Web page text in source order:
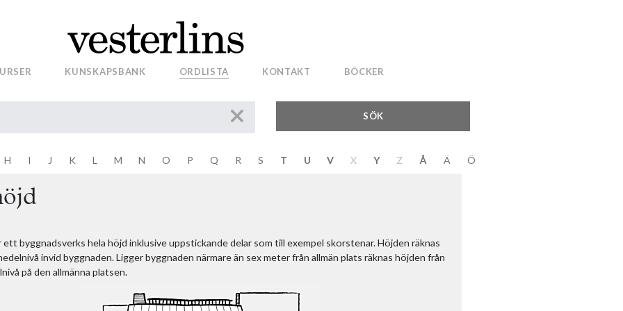
KUNSKAPSBANK ORDLISTA KONTAKT BÖCKER
SÖK
H I J K L M N O P Q R S T U V X Y Z Å Ä Ö
års ändringar
egendom
byggnadsverks hela höjd inklusive uppstickande delar som till exempel skorstenar. Höjden räknas
invid byggnaden. Ligger byggnaden närmare än sex meter från allmän plats räknas höjden från
på den allmänna platsen.